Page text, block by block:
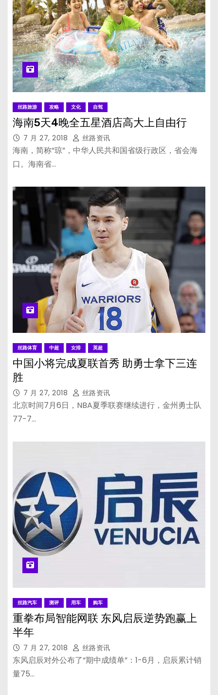
丝路旅游 攻略 文化 自驾
海南5天4晚全五星酒店高大上自由行
7 月 27, 2018 丝路资讯
海南，简称“琼”，中华人民共和国省级行政区，省会海
口。海南省…
丝路体育 中超 女排 英超
中国小将完成夏联首秀 助勇士拿下三连
胜
7 月 27, 2018 丝路资讯
北京时间7月6日，NBA夏季联赛继续进行，金州勇士队
77-7…
丝路汽车 测评 用车 购车
重拳布局智能网联 东风启辰逆势跑赢上
半年
7 月 27, 2018 丝路资讯
东风启辰对外公布了“期中成绩单”：1-6月，启辰累计销
量75…